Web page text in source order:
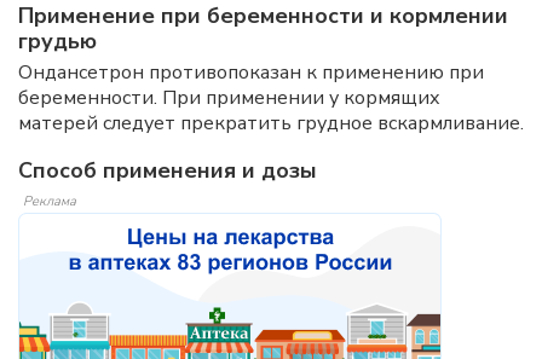
Применение при беременности и кормлении
грудью
Ондансетрон противопоказан к применению при
беременности. При применении у кормящих
матерей следует прекратить грудное вскармливание.
Способ применения и дозы
Реклама